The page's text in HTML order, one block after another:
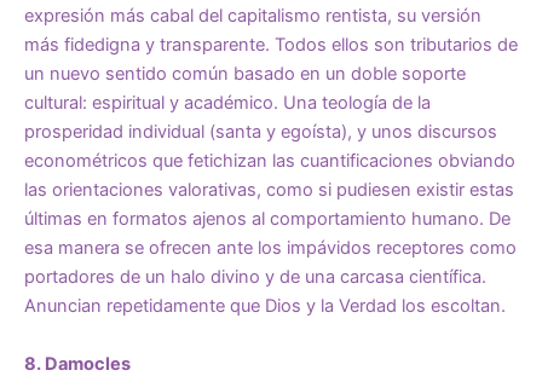
expresión más cabal del capitalismo rentista, su versión
más fidedigna y transparente. Todos ellos son tributarios de
un nuevo sentido común basado en un doble soporte
cultural: espiritual y académico. Una teología de la
prosperidad individual (santa y egoísta), y unos discursos
econométricos que fetichizan las cuantificaciones obviando
las orientaciones valorativas, como si pudiesen existir estas
últimas en formatos ajenos al comportamiento humano. De
esa manera se ofrecen ante los impávidos receptores como
portadores de un halo divino y de una carcasa científica.
Anuncian repetidamente que Dios y la Verdad los escoltan.
8. Damocles